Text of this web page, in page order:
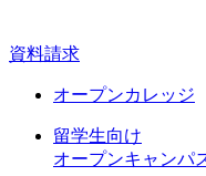
資料請求
オープンカレッジ
留学生向け
オープンキャンパ